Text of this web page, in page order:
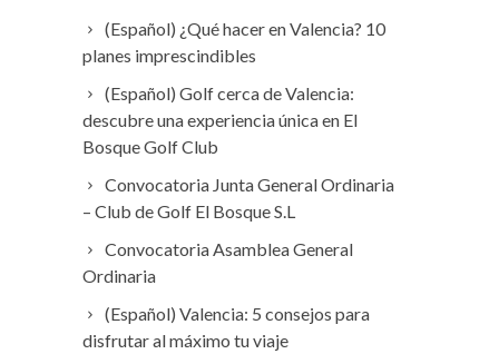
(Español) ¿Qué hacer en Valencia? 10
planes imprescindibles
(Español) Golf cerca de Valencia:
descubre una experiencia única en El
Bosque Golf Club
Convocatoria Junta General Ordinaria
– Club de Golf El Bosque S.L
Convocatoria Asamblea General
Ordinaria
(Español) Valencia: 5 consejos para
disfrutar al máximo tu viaje